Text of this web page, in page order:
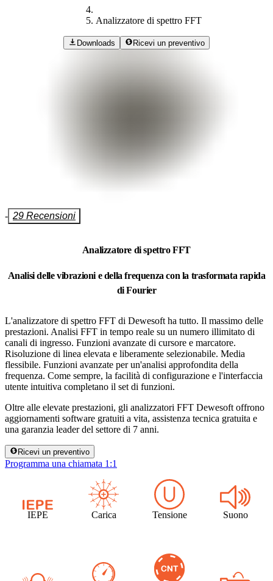
Analizzatore di spettro FFT
Downloads Ricevi un preventivo
- 29 Recensioni
Analizzatore di spettro FFT
Analisi delle vibrazioni e della frequenza con la trasformata rapida
di Fourier
L'analizzatore di spettro FFT di Dewesoft ha tutto. Il massimo delle
prestazioni. Analisi FFT in tempo reale su un numero illimitato di
canali di ingresso. Funzioni avanzate di cursore e marcatore.
Risoluzione di linea elevata e liberamente selezionabile. Media
flessibile. Funzioni avanzate per un'analisi approfondita della
frequenza. Come sempre, la facilità di configurazione e l'interfaccia
utente intuitiva completano il set di funzioni.
Oltre alle elevate prestazioni, gli analizzatori FFT Dewesoft offrono
aggiornamenti software gratuiti a vita, assistenza tecnica gratuita e
una garanzia leader del settore di 7 anni.
Ricevi un preventivo
Programma una chiamata 1:1
IEPE Carica Tensione Suono